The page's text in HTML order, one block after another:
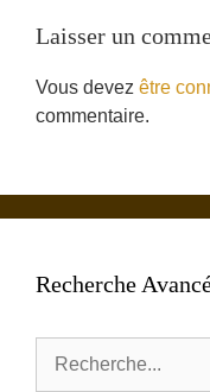
Laisser un
Vous devez être
commentaire.
Recherche